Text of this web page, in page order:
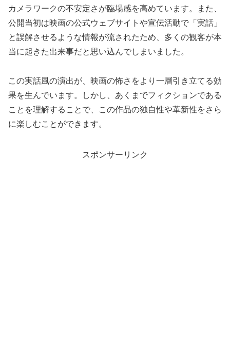
カメラワークの不安定さが臨場感を高めています。また、
公開当初は映画の公式ウェブサイトや宣伝活動で「実話」
と誤解させるような情報が流されたため、多くの観客が本
当に起きた出来事だと思い込んでしまいました。
この実話風の演出が、映画の怖さをより一層引き立てる効
果を生んでいます。しかし、あくまでフィクションである
ことを理解することで、この作品の独自性や革新性をさら
に楽しむことができます。
スポンサーリンク